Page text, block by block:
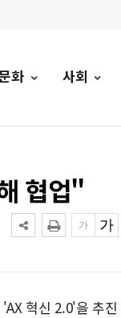
화 사회
협업"
혁신 2.0'을 추진